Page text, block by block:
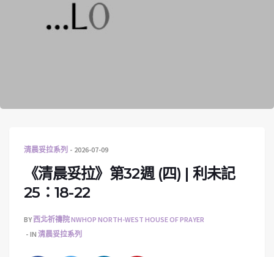
清晨妥拉系列 2026-07-09
《清晨妥拉》第32週 (四) | 利未記
25：18-22
BY西北祈禱院 NWHOP NORTH-WEST HOUSE OF PRAYER
IN 清晨妥拉系列